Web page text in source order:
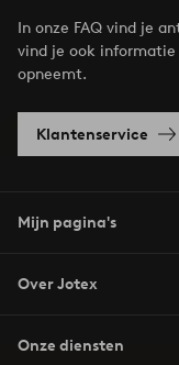
In onze FAQ vind je
vind je ook
opneemt.
Klantenservice
Mijn pagina's
Over Jotex
Onze diensten